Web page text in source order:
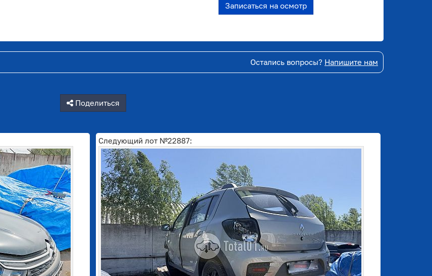
Записаться на осмотр
Остались вопросы? Напишите нам
Поделиться
Следующий лот №22887: